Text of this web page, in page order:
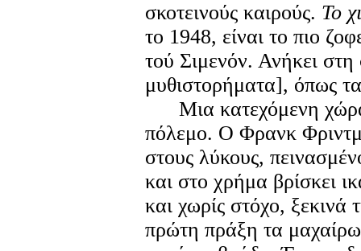
σκοτεινούς καιρούς. Το
το 1948, είναι το πιο
τού Σιμενόν. Ανήκει
μυθιστορήματα], όπως
Μια κατεχόμενη
πόλεμο. Ο Φρανκ
στους λύκους,
και στο χρήμα βρίσκει
και χωρίς στόχο, ξεκινά
πρώτη πράξη τα